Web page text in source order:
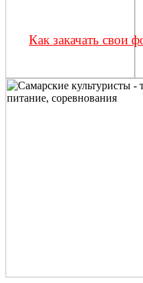
Как закачать свои